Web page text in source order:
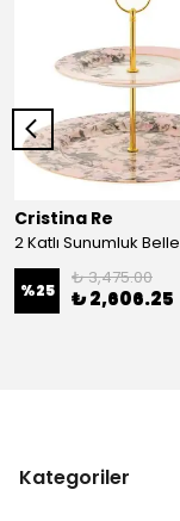
Cristina Re
2 Katlı Sunumluk
%25
₺ 3,475.00
₺ 2,606.25
Kategoriler